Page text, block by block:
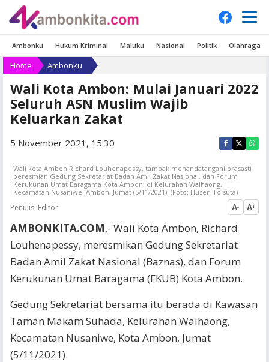
Ambonku Hukum Kriminal Maluku Nasional Politik Olahraga
Home Ambonku
Wali Kota Ambon: Mulai Januari 2022
Seluruh ASN Muslim Wajib
Keluarkan Zakat
5 November 2021, 15:30
Wali kota Ambon Richard Louhenapessy, tampak menandatangani prasasti
peresmian Gedung Sekretariat Badan Amil Zakat Nasional, dan Forum
Kerukunan Umat Baragama Kota Ambon, di Kelurahan Waihaong,
Kecamatan Nusaniwe, Ambon, Jumat (5/11/2021). (Foto: Husen Toisuta)
Penulis: Editor A- A+
AMBONKITA.COM,- Wali Kota Ambon, Richard
Louhenapessy, meresmikan Gedung Sekretariat
Badan Amil Zakat Nasional (Baznas), dan Forum
Kerukunan Umat Baragama (FKUB) Kota Ambon.
Gedung Sekretariat bersama itu berada di Kawasan
Taman Makam Suhada, Kelurahan Waihaong,
Kecamatan Nusaniwe, Kota Ambon, Jumat
(5/11/2021).